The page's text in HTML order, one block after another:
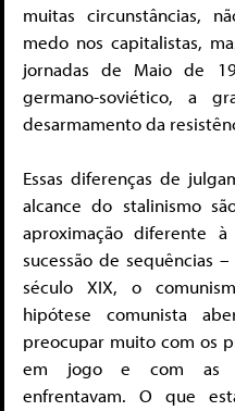
muitas circunstâncias,
medo nos capitalistas,
jornadas de Maio de
germano-soviético, a
desarmamento da
Essas diferenças de
alcance do stalinismo
aproximação diferente
sucessão de sequências
século XIX, o
hipótese comunista
preocupar muito com os
em jogo e com as
enfrentavam. O que